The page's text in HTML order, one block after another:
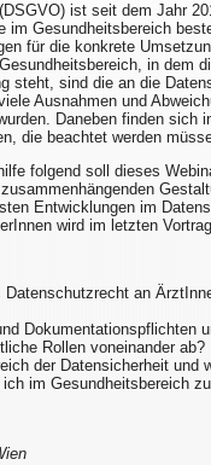
ist seit dem Jahr
im Gesundheitsbereich
für die konkrete
in dem
steht, sind die an die
Ausnahmen und
Daneben finden sich
die beachtet werden
folgend soll dieses
Entwicklungen im
wird im letzten
an
Dokumentationspflichten
Rollen voneinander ab?
der Datensicherheit und
im Gesundheitsbereich